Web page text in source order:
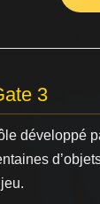
3
développé